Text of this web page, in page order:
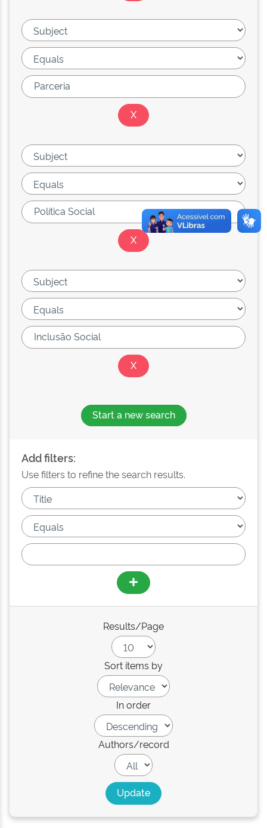
Start a new search
Add filters:
Use filters to refine the search results.
Results/Page
Sort items by
In order
Authors/record